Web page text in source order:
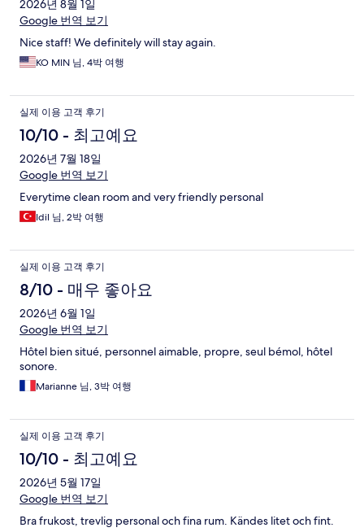
후
기
2026년 8월 1일
Google 번역 보기
Nice staff! We definitely will stay again.
KO MIN 님, 4박 여행
실제 이용 고객 후기
10/10 - 최고예요
2026년 7월 18일
Google 번역 보기
Everytime clean room and very friendly personal
Idil 님, 2박 여행
실제 이용 고객 후기
8/10 - 매우 좋아요
2026년 6월 1일
Google 번역 보기
Hôtel bien situé, personnel aimable, propre, seul bémol, hôtel
sonore.
Marianne 님, 3박 여행
실제 이용 고객 후기
10/10 - 최고예요
2026년 5월 17일
Google 번역 보기
Bra frukost, trevlig personal och fina rum. Kändes litet och fint.